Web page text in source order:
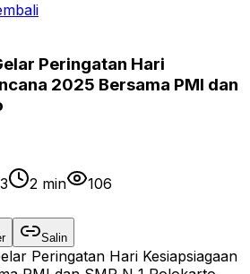
Peringatan Hari
2025 Bersama PMI dan
2 min
106
Salin